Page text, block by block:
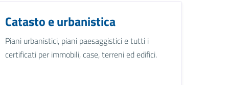
Catasto e urbanistica
Piani urbanistici, piani paesaggistici e tutti i
certificati per immobili, case, terreni ed edifici.